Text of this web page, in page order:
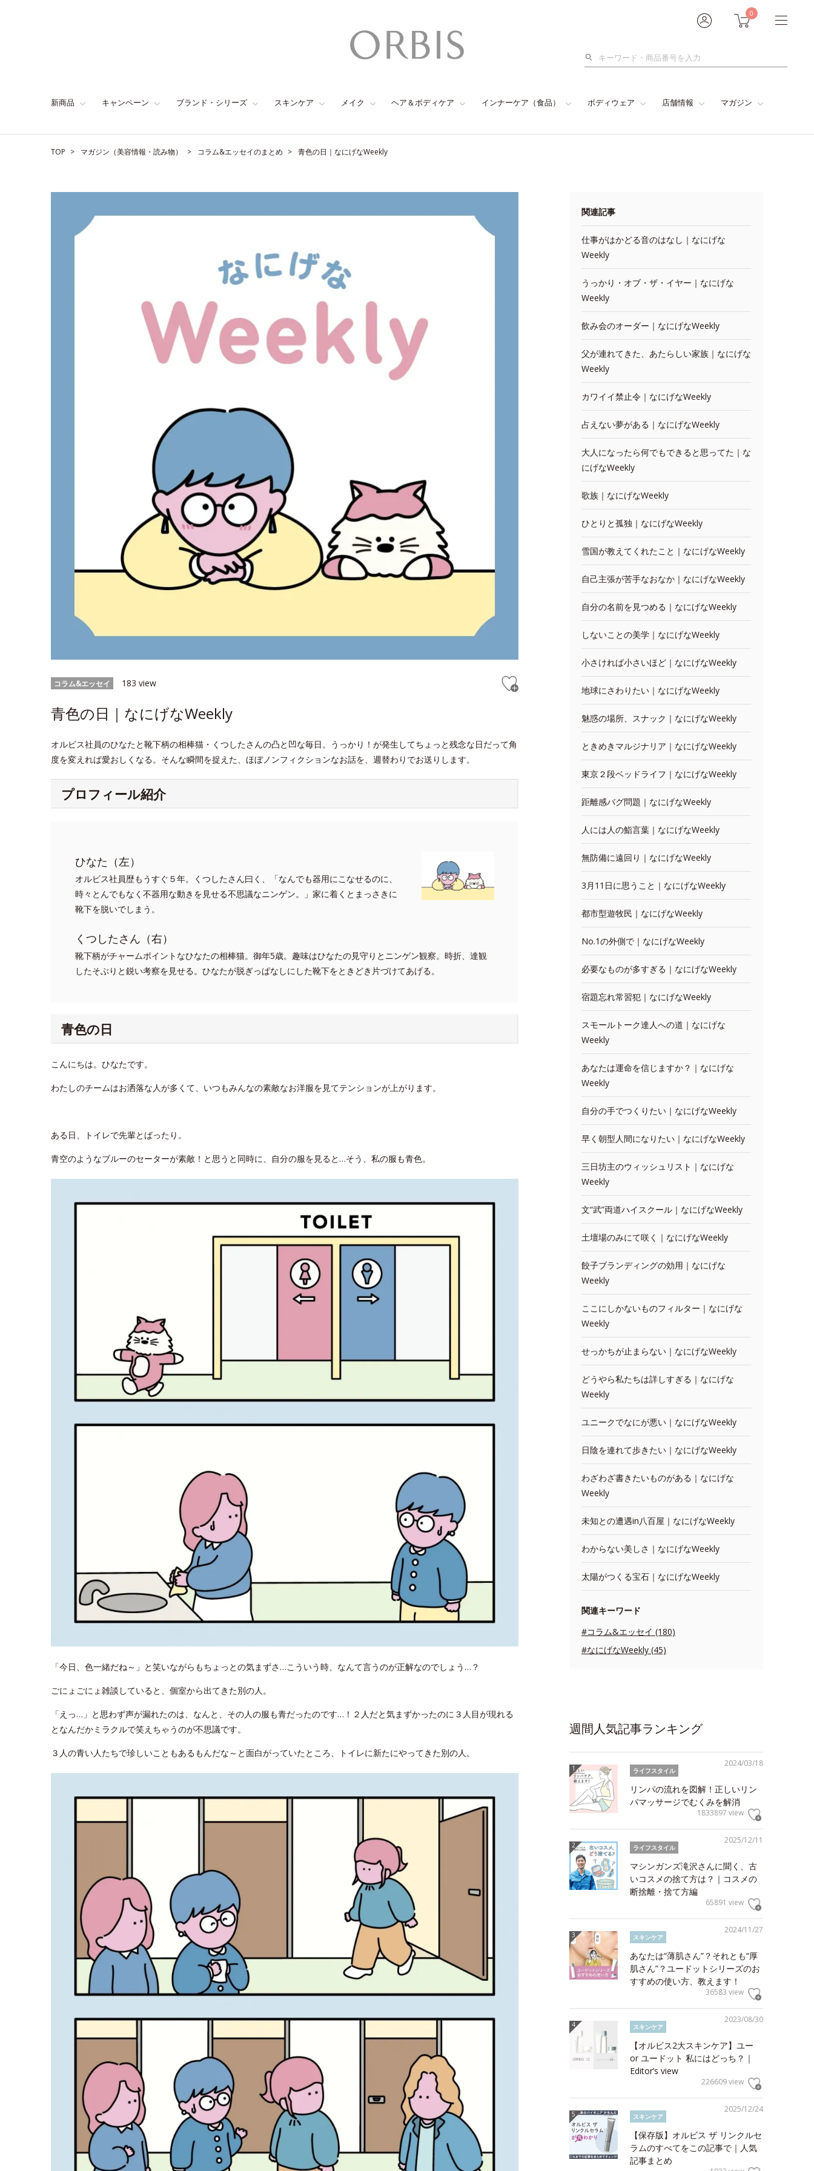
0
検
新商品 キャンペーン ブランド・シリーズ スキンケア メイク ヘア＆ボディケア インナーケア（食品） ボディウェア 店舗情報 マガジン
TOP マガジン（美容情報・読み物） コラム&エッセイのまとめ 青色の日｜なにげなWeekly
コラム&エッセイ 183 view
青色の日｜なにげなWeekly
オルビス社員のひなたと靴下柄の相棒猫・くつしたさんの凸と凹な毎日。うっかり！が発生してちょっと残念な日だって角
度を変えれば愛おしくなる。そんな瞬間を捉えた、ほぼノンフィクションなお話を、週替わりでお送りします。
プロフィール紹介
ひなた（左）
オルビス社員歴もうすぐ５年。くつしたさん曰く、「なんでも器用にこなせるのに、
時々とんでもなく不器用な動きを見せる不思議なニンゲン。」家に着くとまっさきに
靴下を脱いでしまう。
くつしたさん（右）
靴下柄がチャームポイントなひなたの相棒猫。御年5歳。趣味はひなたの見守りとニンゲン観察。時折、達観
したそぶりと鋭い考察を見せる。ひなたが脱ぎっぱなしにした靴下をときどき片づけてあげる。
青色の日
こんにちは。ひなたです。
わたしのチームはお洒落な人が多くて、いつもみんなの素敵なお洋服を見てテンションが上がります。
ある日、トイレで先輩とばったり。
青空のようなブルーのセーターが素敵！と思うと同時に、自分の服を見ると…そう、私の服も青色。
「今日、色一緒だね～」と笑いながらもちょっとの気まずさ…こういう時、なんて言うのが正解なのでしょう…？
ごにょごにょ雑談していると、個室から出てきた別の人。
「えっ…」と思わず声が漏れたのは、なんと、その人の服も青だったのです…！２人だと気まずかったのに３人目が現れる
となんだかミラクルで笑えちゃうのが不思議です。
３人の青い人たちで珍しいこともあるもんだな～と面白がっていたところ、トイレに新たにやってきた別の人。
関連記事
仕事がはかどる音のはなし｜なにげな
Weekly
うっかり・オブ・ザ・イヤー｜なにげな
Weekly
飲み会のオーダー｜なにげなWeekly
父が連れてきた、あたらしい家族｜なにげな
Weekly
カワイイ禁止令｜なにげなWeekly
占えない夢がある｜なにげなWeekly
大人になったら何でもできると思ってた｜な
にげなWeekly
歌族｜なにげなWeekly
ひとりと孤独｜なにげなWeekly
雪国が教えてくれたこと｜なにげなWeekly
自己主張が苦手なおなか｜なにげなWeekly
自分の名前を見つめる｜なにげなWeekly
しないことの美学｜なにげなWeekly
小さければ小さいほど｜なにげなWeekly
地球にさわりたい｜なにげなWeekly
魅惑の場所、スナック｜なにげなWeekly
ときめきマルジナリア｜なにげなWeekly
東京２段ベッドライフ｜なにげなWeekly
距離感バグ問題｜なにげなWeekly
人には人の鮨言葉｜なにげなWeekly
無防備に遠回り｜なにげなWeekly
3月11日に思うこと｜なにげなWeekly
都市型遊牧民｜なにげなWeekly
No.1の外側で｜なにげなWeekly
必要なものが多すぎる｜なにげなWeekly
宿題忘れ常習犯｜なにげなWeekly
スモールトーク達人への道｜なにげな
Weekly
あなたは運命を信じますか？｜なにげな
Weekly
自分の手でつくりたい｜なにげなWeekly
早く朝型人間になりたい｜なにげなWeekly
三日坊主のウィッシュリスト｜なにげな
Weekly
文“武”両道ハイスクール｜なにげなWeekly
土壇場のみにて咲く｜なにげなWeekly
餃子ブランディングの効用｜なにげな
Weekly
ここにしかないものフィルター｜なにげな
Weekly
せっかちが止まらない｜なにげなWeekly
どうやら私たちは詳しすぎる｜なにげな
Weekly
ユニークでなにが悪い｜なにげなWeekly
日陰を連れて歩きたい｜なにげなWeekly
わざわざ書きたいものがある｜なにげな
Weekly
未知との遭遇in八百屋｜なにげなWeekly
わからない美しさ｜なにげなWeekly
太陽がつくる宝石｜なにげなWeekly
関連キーワード
#コラム&エッセイ (180)
#なにげなWeekly (45)
週間人気記事ランキング
2024/03/18
ライフスタイル
リンパの流れを図解！正しいリン
パマッサージでむくみを解消
1833897 view
2025/12/11
ライフスタイル
マシンガンズ滝沢さんに聞く、古
いコスメの捨て方は？｜コスメの
断捨離・捨て方編
65891 view
2024/11/27
スキンケア
あなたは“薄肌さん”？それとも“厚
肌さん”？ユードットシリーズのお
すすめの使い方、教えます！
36583 view
2023/08/30
スキンケア
【オルビス2大スキンケア】ユー
or ユードット 私にはどっち？｜
Editor’s view
226609 view
2025/12/24
スキンケア
【保存版】オルビス ザ リンクルセ
ラムのすべてをこの記事で｜人気
記事まとめ